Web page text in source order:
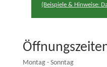
(Beispiele & Hinweise:
Montag - Sonntag